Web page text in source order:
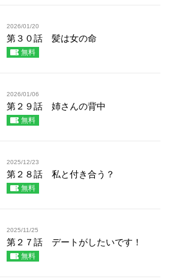
2026/01/20
第３０話 髪は女の命
無料
2026/01/06
第２９話 姉さんの背中
無料
2025/12/23
第２８話 私と付き合う？
無料
2025/11/25
第２７話 デートがしたいです！
無料